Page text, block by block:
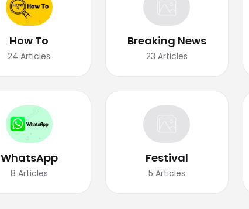
How To
24 Articles
Breaking News
23 Articles
WhatsApp
8 Articles
Festival
5 Articles